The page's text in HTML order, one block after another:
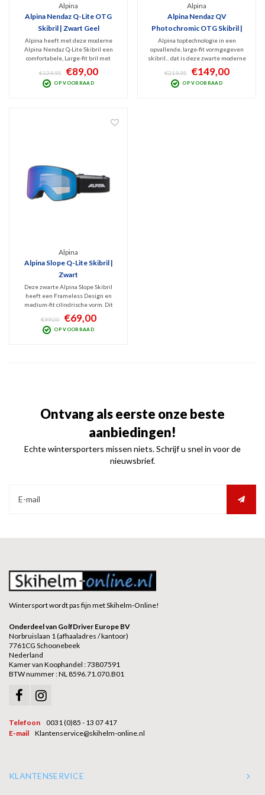
Alpina
Alpina Nendaz Q-Lite OTG
Skibril | Zwart Geel
Alpina heeft met deze moderne
Alpina Nendaz Q-Lite Skibril een
comfortabele, Large-fit bril met
contrast verhogende Quattroflex Lite
spiegellens (cat. 2). Deze zorgt voor
helder en contrastrijk beeld dat bij
€139,95 €89,00
OP VOORRAAD
Alpina
Alpina Nendaz QV
Photochromic OTG Skibril |
Zwart
Alpina toptechnologie in een
opvallende, large-fit vormgegeven
skibril... dat is deze zwarte moderne
Alpina Nendaz QV Skibril. Fijne OTG
wintersport goggles met luxe, mee
kleurende Photochromic spiegellens
€219,95 €149,00
OP VOORRAAD
Alpina
Alpina Slope Q-Lite Skibril |
Zwart
Deze zwarte Alpina Slope Skibril
heeft een Frameless Design en
medium-fit cilindrische vorm. Dit
chique model heeft frameventilatie
en de fijne blauwe Q-Lite
spiegellens (Cat. 2) geeft optimaal
€99,00 €69,00
OP VOORRAAD
Ontvang als eerste onze beste
aanbiedingen!
Echte wintersporters missen niets. Schrijf u snel in voor de
nieuwsbrief.
Wintersport wordt pas fijn met Skihelm-Online!
Onderdeel van GolfDriver Europe BV
Norbruislaan 1 (afhaaladres / kantoor)
7761CG Schoonebeek
Nederland
Kamer van Koophandel : 73807591
BTW nummer : NL 8596.71.070.B01
Telefoon
0031 (0)85 - 13 07 417
E-mail
Klantenservice@skihelm-online.nl
KLANTENSERVICE